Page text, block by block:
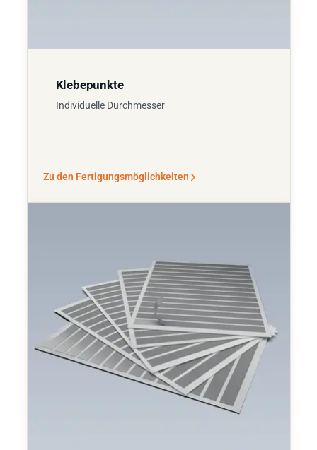
Klebepunkte
Individuelle Durchmesser
Zu den Fertigungsmöglichkeiten